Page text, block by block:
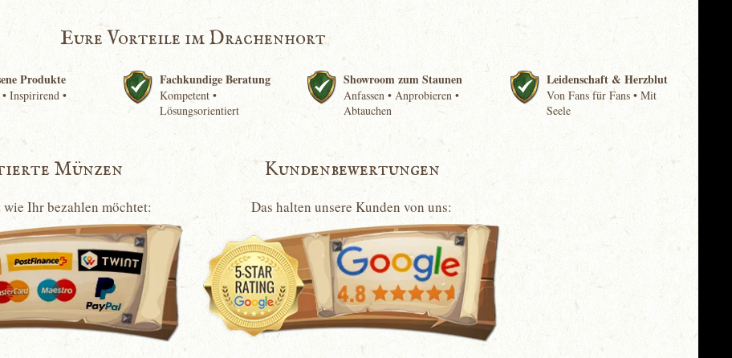
Eure Vorteile im Drachenhort
Produkte
Inspirirend •
Fachkundige Beratung
Kompetent •
Lösungsorientiert
Showroom zum Staunen
Anfassen • Anprobieren •
Abtauchen
Leidenschaft & Herzblut
Von Fans für Fans • Mit
Seele
Münzen
Ihr bezahlen möchtet:
Kundenbewertungen
Das halten unsere Kunden von uns: